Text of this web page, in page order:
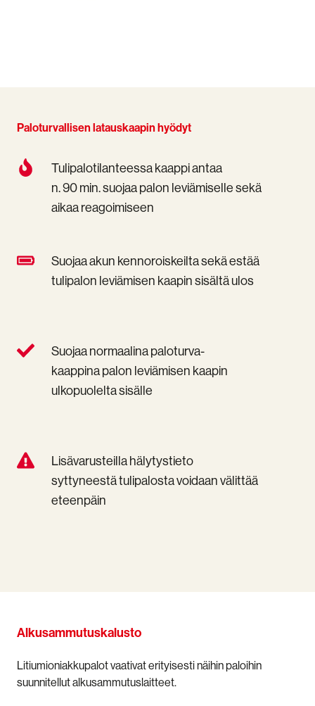
Paloturvallisen latauskaapin hyödyt
Tulipalotilanteessa kaappi antaa
n. 90 min. suojaa palon leviämiselle sekä
aikaa reagoimiseen
Tulipalotilanteessa
kaappi
suojaa
palon
leviämiselle
Suojaa akun kennoroiskeilta sekä estää
tulipalon leviämisen kaapin sisältä ulos
Suojaa
kennoroiskeilta
leviämisenSuojaa normaalina paloturva-
kaappina palon leviämisen kaapin
ulkopuolelta sisälle
Suojaa
normaalina
paloturva-
kaappina
ulkopuolelta
sisälle
Lisävarusteilla hälytystieto
syttyneestä tulipalosta voidaan välittää
eteenpäin
Lisävarusteilla
syttyneestä
tulipalosta
Alkusammutuskalusto
Litiumioniakkupalot vaativat erityisesti näihin paloihin
suunnitellut alkusammutuslaitteet.